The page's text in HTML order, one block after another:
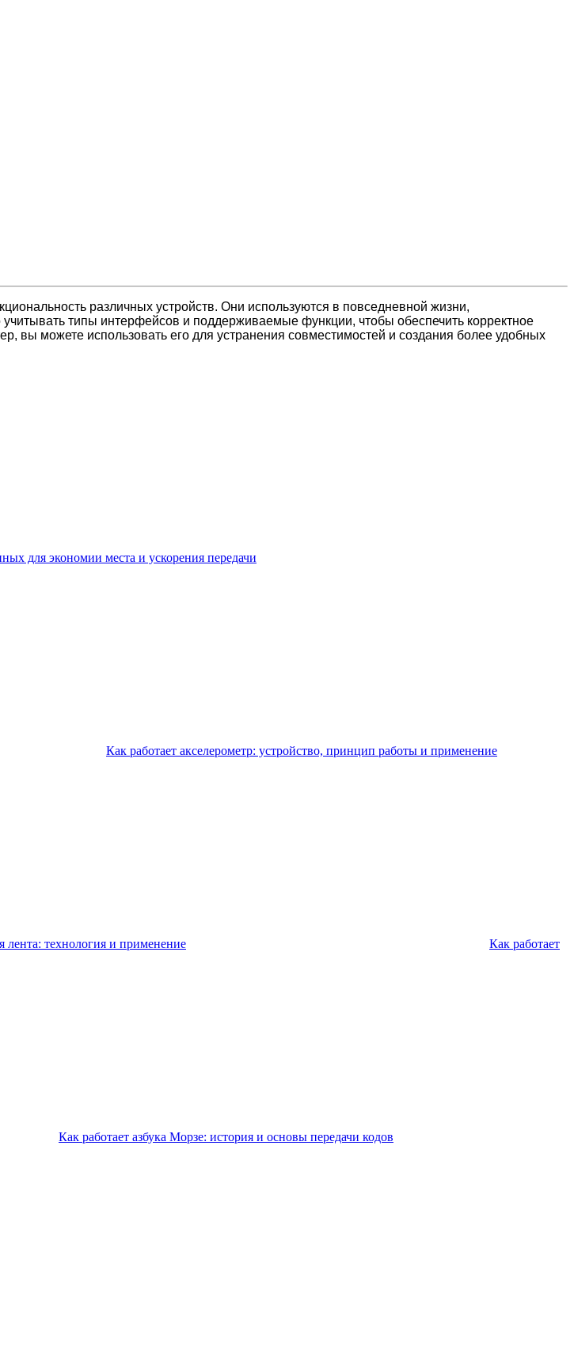
различных устройств. Они используются в повседневной жизни,
типы интерфейсов и поддерживаемые функции, чтобы обеспечить корректное
вы можете использовать его для устранения совместимостей и создания более удобных
для экономии места и ускорения передачи
Как работает акселерометр: устройство, принцип работы и применение
лента: технология и применение Как работает
Как работает азбука Морзе: история и основы передачи кодов